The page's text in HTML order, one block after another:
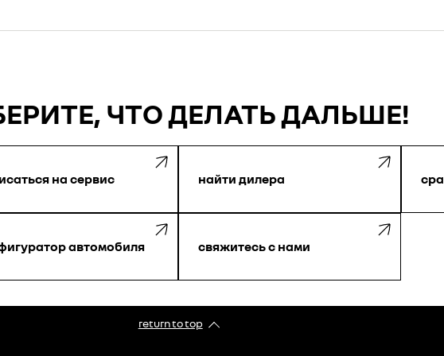
ЧТО ДЕЛАТЬ ДАЛЬШЕ!
на сервис найти дилера
автомобиля свяжитесь с нами
return to top